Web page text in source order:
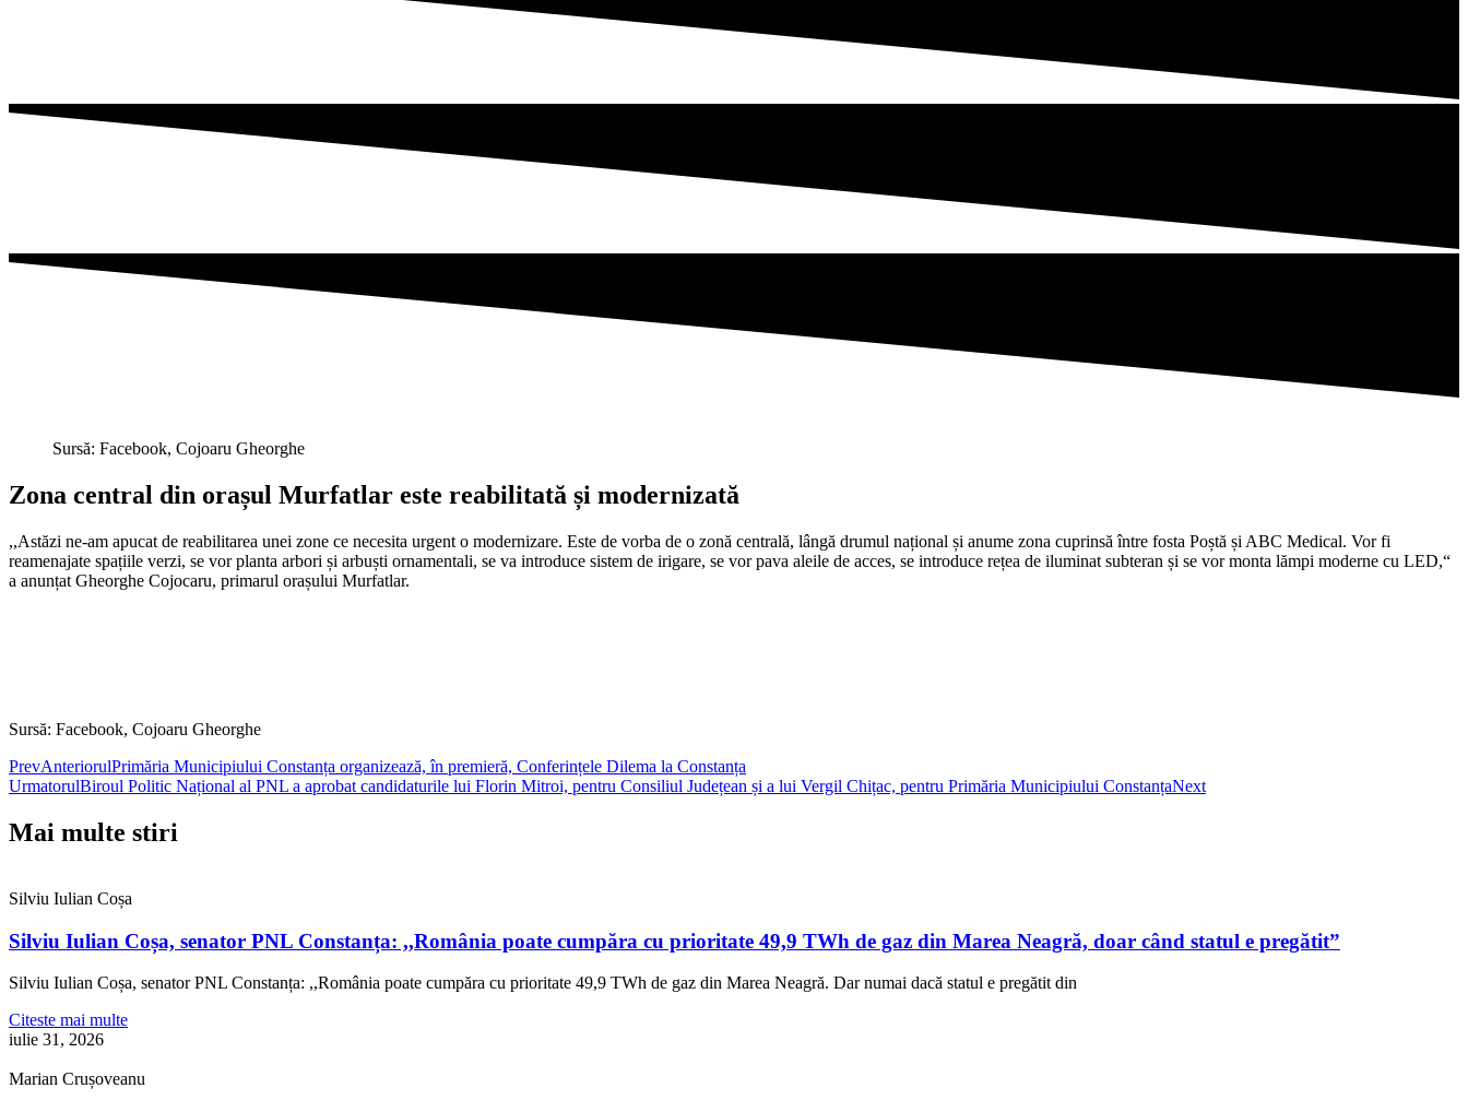
Sursă: Facebook, Cojoaru Gheorghe
Zona central din orașul Murfatlar este reabilitată și modernizată
,,Astăzi ne-am apucat de reabilitarea unei zone ce necesita urgent o modernizare. Este de vorba de o zonă centrală, lângă drumul național și anume zona cuprinsă între fosta Poștă și ABC Medical. Vor fi
reamenajate spațiile verzi, se vor planta arbori și arbuști ornamentali, se va introduce sistem de irigare, se vor pava aleile de acces, se introduce rețea de iluminat subteran și se vor monta lămpi moderne cu LED,“
a anunțat Gheorghe Cojocaru, primarul orașului Murfatlar.
Sursă: Facebook, Cojoaru Gheorghe
PrevAnteriorulPrimăria Municipiului Constanța organizează, în premieră, Conferințele Dilema la Constanța
UrmatorulBiroul Politic Național al PNL a aprobat candidaturile lui Florin Mitroi, pentru Consiliul Județean și a lui Vergil Chițac, pentru Primăria Municipiului ConstanțaNext
Mai multe stiri
Silviu Iulian Coșa
Silviu Iulian Coșa, senator PNL Constanța: ,,România poate cumpăra cu prioritate 49,9 TWh de gaz din Marea Neagră, doar când statul e pregătit”
Silviu Iulian Coșa, senator PNL Constanța: ,,România poate cumpăra cu prioritate 49,9 TWh de gaz din Marea Neagră. Dar numai dacă statul e pregătit din
Citeste mai multe
iulie 31, 2026
Marian Crușoveanu